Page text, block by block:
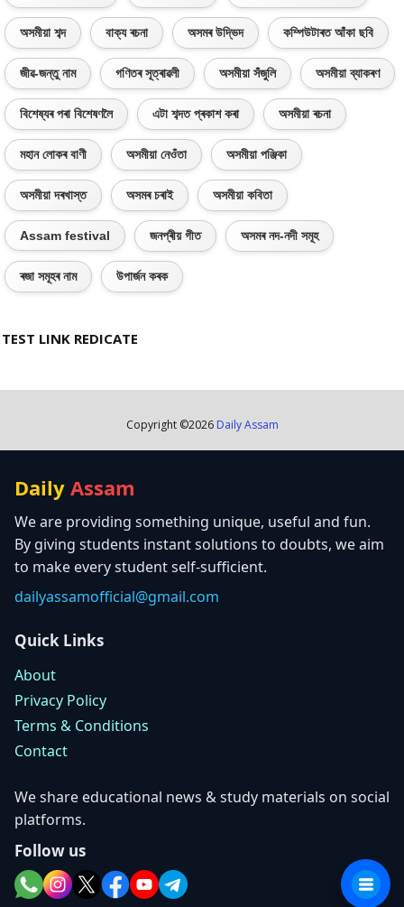
অসমীয়া শব্দ বাক্য ৰচনা অসমৰ উদ্ভিদ কম্পিউটাৰত আঁকা ছবি
জীৱ-জন্তু নাম গণিতৰ সূত্ৰাৱলী অসমীয়া সঁজুলি অসমীয়া ব্যাকৰণ
বিশেষ্যৰ পৰা বিশেষণলৈ এটা শব্দত প্ৰকাশ কৰা অসমীয়া ৰচনা
মহান লোকৰ বাণী অসমীয়া নেওঁতা অসমীয়া পঞ্জিকা
অসমীয়া দৰখাস্ত অসমৰ চৰাই অসমীয়া কবিতা
Assam festival জনপ্ৰীয় গীত অসমৰ নদ-নদী সমূহ
ৰজা সমূহৰ নাম উপাৰ্জন কৰক
TEST LINK REDICATE
Copyright ©2026 Daily Assam
Daily Assam
We are providing something unique, useful and fun.
By giving students instant solutions to doubts, we aim
to make every student self-sufficient.
dailyassamofficial@gmail.com
Quick Links
About
Privacy Policy
Terms & Conditions
Contact
We share educational news & study materials on social
platforms.
Follow us